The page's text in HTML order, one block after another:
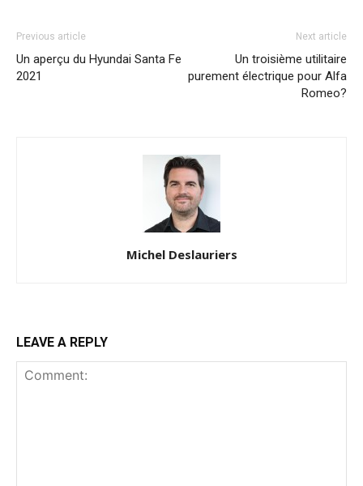
Previous article
Un aperçu du Hyundai Santa Fe
2021
Next article
Un troisième utilitaire
purement électrique pour Alfa
Romeo?
Michel Deslauriers
LEAVE A REPLY